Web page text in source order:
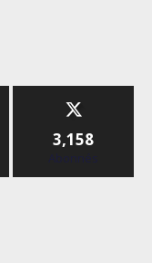
3,158
Abonnés